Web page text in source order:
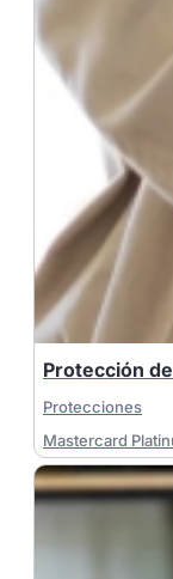
Protección
Protecciones
Mastercard